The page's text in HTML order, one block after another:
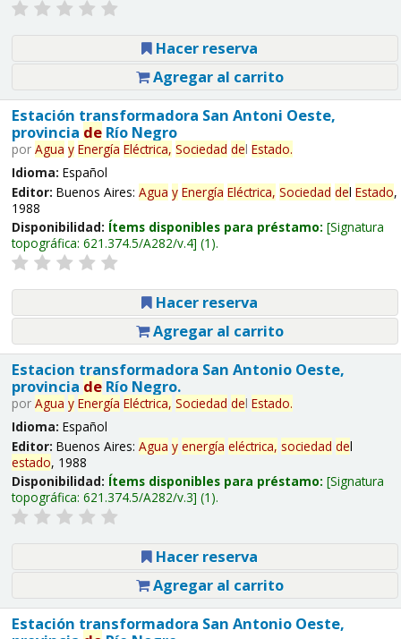
Hacer reserva
Agregar al carrito
Estación transformadora San Antoni Oeste,
provincia deRío Negro
por Agua y Energía Eléctrica, Sociedad del Estado.
Idioma: Español
Editor: Buenos Aires: Agua y Energía Eléctrica, Sociedad del Estado,
1988
Disponibilidad: Ítems disponibles para préstamo: Signatura
topográfica: 621.374.5/A282/v.4 (1).
Hacer reserva
Agregar al carrito
Estacion transformadora San Antonio Oeste,
provincia deRío Negro.
por Agua y Energía Eléctrica, Sociedad del Estado.
Idioma: Español
Editor: Buenos Aires: Agua y energía eléctrica, sociedad del
estado, 1988
Disponibilidad: Ítems disponibles para préstamo: Signatura
topográfica: 621.374.5/A282/v.3 (1).
Hacer reserva
Agregar al carrito
Estación transformadora San Antonio Oeste,